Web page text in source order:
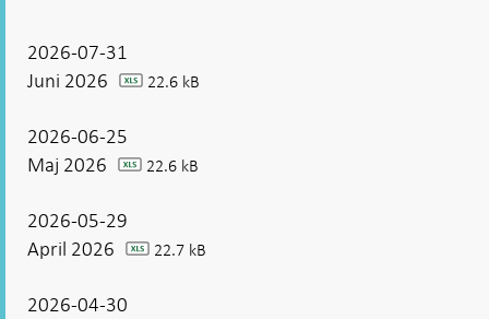
2026-07-31
Juni 2026 xlsx 22.6 kB
2026-06-25
Maj 2026 xlsx 22.6 kB
2026-05-29
April 2026 xlsx 22.7 kB
2026-04-30